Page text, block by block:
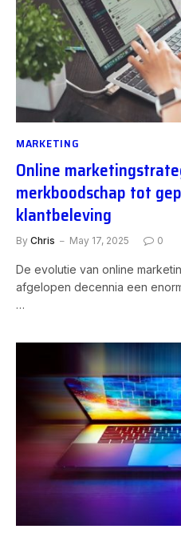
MARKETING
Online
merkboodschap tot
klantbeleving
By Chris May 17, 2025 0
De evolutie van online
afgelopen decennia een
…